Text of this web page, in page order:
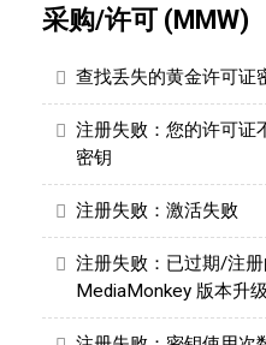
采购/许可 (MMW)
查找丢失的黄金许可证
注册失败：您的许可证
密钥
注册失败：激活失败
注册失败：已过期/注
MediaMonkey 版本升级